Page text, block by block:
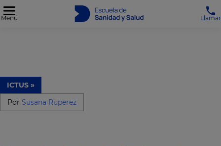
Menú Llamar
ICTUS »
Por Susana Ruperez